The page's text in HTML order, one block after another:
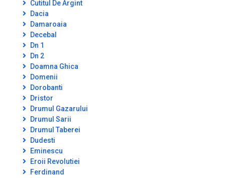
Cutitul De Argint
Dacia
Damaroaia
Decebal
Dn 1
Dn 2
Doamna Ghica
Domenii
Dorobanti
Dristor
Drumul Gazarului
Drumul Sarii
Drumul Taberei
Dudesti
Eminescu
Eroii Revolutiei
Ferdinand